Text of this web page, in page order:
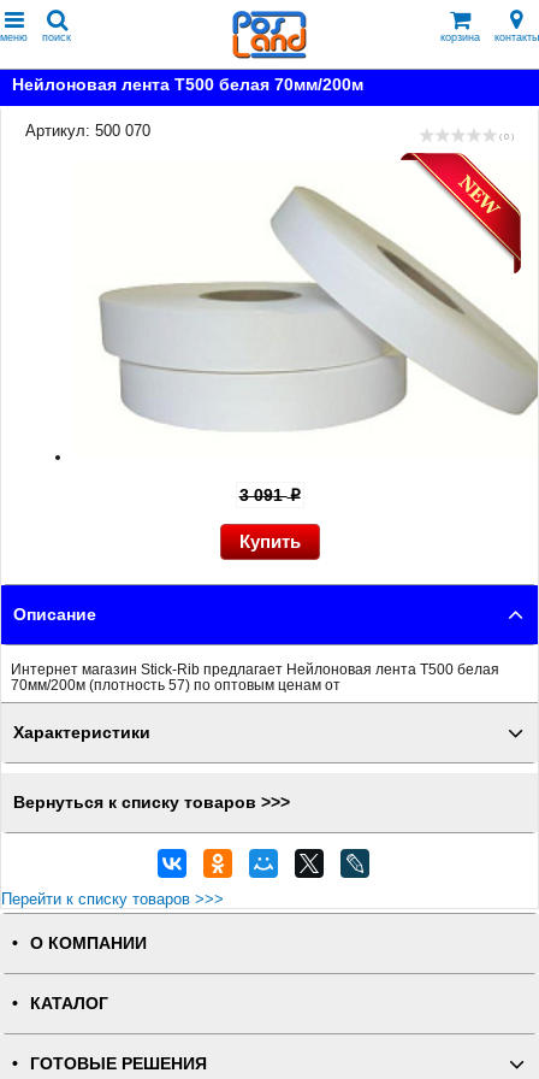
меню поиск корзина контакты
Нейлоновая лента T500 белая 70мм/200м
Артикул: 500 070 ( 0 )
3 091p
Описание
Интернет магазин Stick-Rib предлагает Нейлоновая лента T500 белая
70мм/200м (плотность 57) по оптовым ценам от
Характеристики
Вернуться к списку товаров >>>
Перейти к списку товаров >>>
О КОМПАНИИ
КАТАЛОГ
ГОТОВЫЕ РЕШЕНИЯ